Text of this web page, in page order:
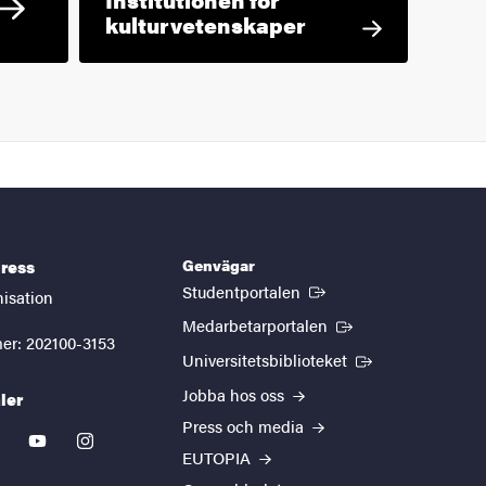
kulturvetenskaper
202100-3153
youtubeinstagram
Genvägar
Studentportalen (Extern länk)
Medarbetarportalen (Extern länk)
Universitetsbiblioteket (Extern länk)
Jobba hos oss
Press och media
EUTOPIA